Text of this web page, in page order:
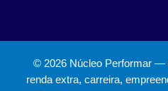
© 2026 Núcleo Performar —
renda extra, carreira,